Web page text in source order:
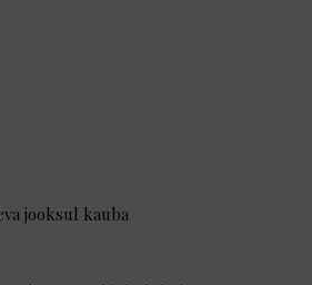
jooksul kauba